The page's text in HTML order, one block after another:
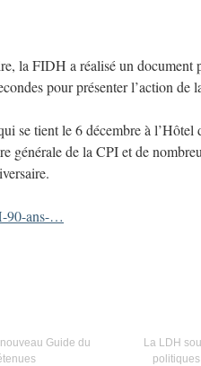
la FIDH a réalisé un document
pour présenter l’action de
se tient le 6 décembre à l’Hôtel
générale de la CPI et de
90-ans-…
Guide du
La LDH